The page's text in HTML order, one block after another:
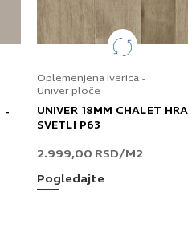
-
Oplemenjena iverica -
Univer ploče
UNIVER 18MM CHALET
SVETLI P63
2.999,00 RSD/M2
Pogledajte